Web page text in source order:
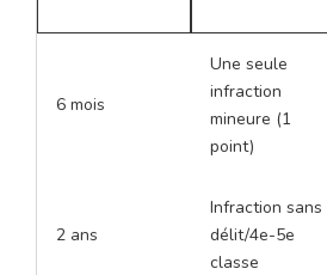
6 mois
Une seule
infraction
mineure (1
point)
2 ans
Infraction sans
délit/4e-5e
classe